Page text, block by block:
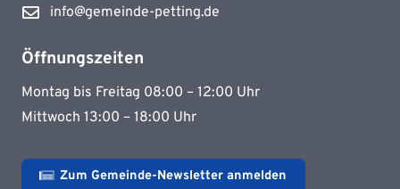
info@gemeinde-petting.de
Öffnungszeiten
Montag bis Freitag 08:00 – 12:00 Uhr
Mittwoch 13:00 – 18:00 Uhr
Zum Gemeinde-Newsletter anmelden